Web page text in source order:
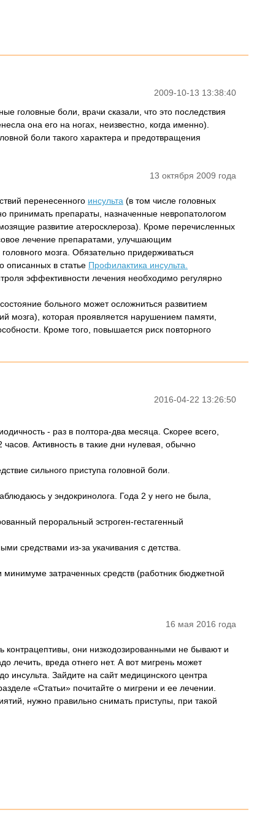
2009-10-13 13:38:40
головные боли, врачи сказали, что это последствия
она его на ногах, неизвестно, когда именно).
боли такого характера и предотвращения
13 октября 2009 года
перенесенного инсульта (в том числе головных
принимать препараты, назначенные невропатологом
развитие атеросклероза). Кроме перечисленных
лечение препаратами, улучшающим
мозга. Обязательно придерживаться
описанных в статье Профилактика инсульта.
эффективности лечения необходимо регулярно
больного может осложниться развитием
мозга), которая проявляется нарушением памяти,
Кроме того, повышается риск повторного
2016-04-22 13:26:50
- раз в полтора-два месяца. Скорее всего,
Активность в такие дни нулевая, обычно
сильного приступа головной боли.
у эндокринолога. Года 2 у него не была,
пероральный эстроген-гестагенный
средствами из-за укачивания с детства.
затраченных средств (работник бюджетной
16 мая 2016 года
контрацептивы, они низкодозированными не бывают и
лечить, вреда отнего нет. А вот мигрень может
инсульта. Зайдите на сайт медицинского центра
«Статьи» почитайте о мигрени и ее лечении.
нужно правильно снимать приступы, при такой